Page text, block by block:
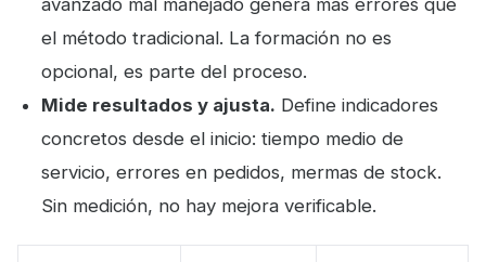
el método tradicional. La formación no es
opcional, es parte del proceso.
Mide resultados y ajusta. Define indicadores
concretos desde el inicio: tiempo medio de
servicio, errores en pedidos, mermas de stock.
Sin medición, no hay mejora verificable.